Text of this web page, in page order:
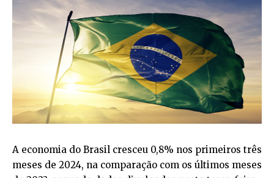
A economia do Brasil cresceu 0,8% nos primeiros três
meses de 2024, na comparação com os últimos meses